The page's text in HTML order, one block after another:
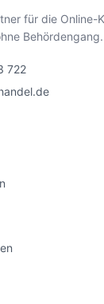
für die Online-
Behördengang.
722